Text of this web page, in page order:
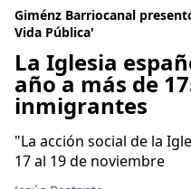
Giménz Barriocanal
Vida Pública'
La Iglesia
año a más de
inmigrantes
"La acción social de la
17 al 19 de noviembre